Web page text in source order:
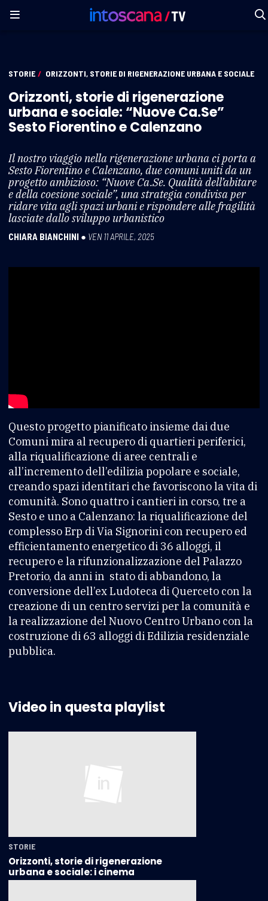
STORIE / ORIZZONTI, STORIE DI RIGENERAZIONE URBANA E SOCIALE
Orizzonti, storie di rigenerazione
urbana e sociale: “Nuove Ca.Se”
Sesto Fiorentino e Calenzano
Il nostro viaggio nella rigenerazione urbana ci porta a
Sesto Fiorentino e Calenzano, due comuni uniti da un
progetto ambizioso: “Nuove Ca.Se. Qualità dell’abitare
e della coesione sociale”, una strategia condivisa per
ridare vita agli spazi urbani e rispondere alle fragilità
lasciate dallo sviluppo urbanistico
CHIARA BIANCHINI ● VEN 11 APRILE, 2025
Questo progetto pianificato insieme dai due
Comuni mira al recupero di quartieri periferici,
alla riqualificazione di aree centrali e
all’incremento dell’edilizia popolare e sociale,
creando spazi identitari che favoriscono la vita di
comunità. Sono quattro i cantieri in corso, tre a
Sesto e uno a Calenzano: la riqualificazione del
complesso Erp di Via Signorini con recupero ed
efficientamento energetico di 36 alloggi, il
recupero e la rifunzionalizzazione del Palazzo
Pretorio, da anni in stato di abbandono, la
conversione dell’ex Ludoteca di Querceto con la
creazione di un centro servizi per la comunità e
la realizzazione del Nuovo Centro Urbano con la
costruzione di 63 alloggi di Edilizia residenziale
pubblica.
Video in questa playlist
STORIE
Orizzonti, storie di rigenerazione
urbana e sociale: i cinema